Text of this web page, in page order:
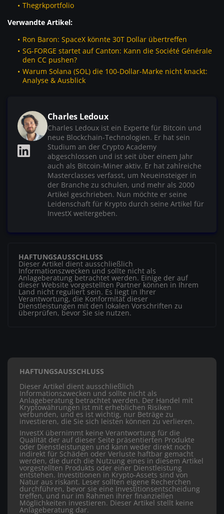
Thegrkportfolio
Verwandte Artikel:
Ron Baron: SpaceX könnte 30T Dollar übertreffen
SG-FORGE startet auf Canton: Kann die Société Générale
den CC pushen?
Warum Solana (SOL) die 100-Dollar-Marke nicht knackt:
Analyse & Ausblick
Charles Ledoux
Charles Ledoux ist ein Experte für Bitcoin und
neue Blockchain-Technologien. Er hat sein
Studium an der Crypto Academy
abgeschlossen und ist seit über einem Jahr
auch als Bitcoin-Miner aktiv. Er hat zahlreiche
Masterclasses verfasst, um Neueinsteiger in
der Branche zu schulen, und mehr als 2000
Artikel geschrieben. Nun möchte er seine
Leidenschaft für Krypto durch seine Artikel für
InvestX weitergeben.
HAFTUNGSAUSSCHLUSS
Dieser Artikel dient ausschließlich
Informationszwecken und sollte nicht als
Anlageberatung betrachtet werden. Einige der auf
dieser Website vorgestellten Partner können in Ihrem
Land nicht reguliert sein. Es liegt in Ihrer
Verantwortung, die Konformität dieser
Dienstleistungen mit den lokalen Vorschriften zu
überprüfen, bevor Sie sie nutzen.
HAFTUNGSAUSSCHLUSS
Dieser Artikel dient ausschließlich
Informationszwecken und sollte nicht als
Anlageberatung betrachtet werden. Der Handel mit
Kryptowährungen ist mit erheblichen Risiken
verbunden, und es ist wichtig, nur Beträge zu
investieren, die Sie sich leisten können zu verlieren.
InvestX übernimmt keine Verantwortung für die
Qualität der auf dieser Seite präsentierten Produkte
oder Dienstleistungen und kann weder direkt noch
indirekt für Schäden oder Verluste haftbar gemacht
werden, die durch die Nutzung eines in diesem Artikel
vorgestellten Produkts oder einer Dienstleistung
entstehen. Investitionen in Krypto-Assets sind von
Natur aus riskant. Leser sollten eigene Recherchen
durchführen, bevor sie eine Investitionsentscheidung
treffen, und nur im Rahmen ihrer finanziellen
Möglichkeiten investieren. Dieser Artikel stellt keine
Anlageberatung dar.